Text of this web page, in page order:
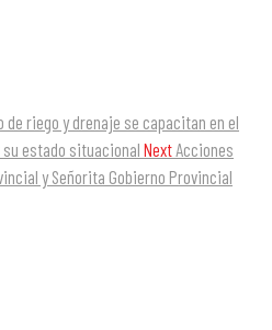
riego y drenaje se capacitan en el
estado situacional Next Acciones
y Señorita Gobierno Provincial